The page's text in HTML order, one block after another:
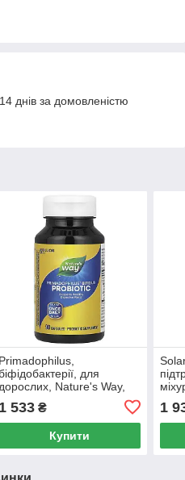
днів за домовленістю
Primadophilus,
для
дорослих, Nature's Way,
90 вегетаріанських капсул
1 533₴
Купити
1